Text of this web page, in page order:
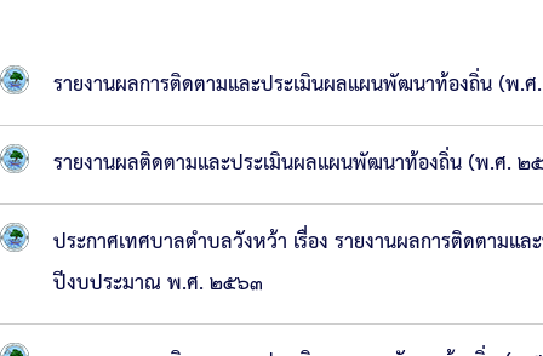
ส่วน
ราชการ
สำนัก
ปลัด
เทศบาล
คลัง
รายงานผลการติดตามและประเมินผลแผนพัฒนาท้องถิ่น (
รายงานผลติดตามและประเมินผลแผนพัฒนาท้องถิ่น (พ.ศ
ประกาศเทศบาลตำบลวังหว้า เรื่อง รายงานผลการติดตา
ปีงบประมาณ พ.ศ. ๒๕๖๓